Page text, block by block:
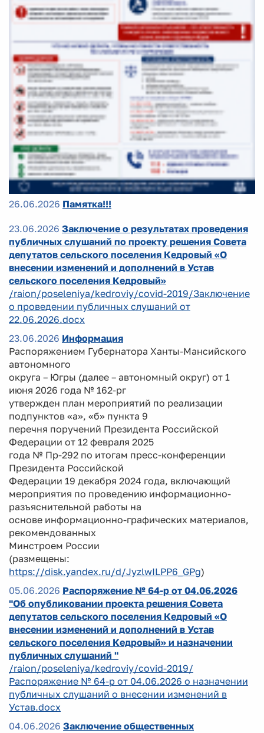
26.06.2026 Памятка!!!
23.06.2026 Заключение о результатах проведения
публичных слушаний по проекту решения Совета
депутатов сельского поселения Кедровый «О
внесении изменений и дополнений в Устав
сельского поселения Кедровый»
/raion/poseleniya/kedroviy/covid-2019/Заключение
о проведении публичных слушаний от
22.06.2026.docx
23.06.2026 Информация
Распоряжением Губернатора Ханты-Мансийского
автономного
округа – Югры (далее – автономный округ) от 1
июня 2026 года № 162-рг
утвержден план мероприятий по реализации
подпунктов «а», «б» пункта 9
перечня поручений Президента Российской
Федерации от 12 февраля 2025
года № Пр-292 по итогам пресс-конференции
Президента Российской
Федерации 19 декабря 2024 года, включающий
мероприятия по проведению информационно-
разъяснительной работы на
основе информационно-графических материалов,
рекомендованных
Минстроем России
(размещены:
https://disk.yandex.ru/d/JyzlwILPP6_GPg)
05.06.2026 Распоряжение № 64-р от 04.06.2026
"Об опубликовании проекта решения Совета
депутатов сельского поселения Кедровый «О
внесении изменений и дополнений в Устав
сельского поселения Кедровый» и назначении
публичных слушаний "
/raion/poseleniya/kedroviy/covid-2019/
Распоряжение № 64-р от 04.06.2026 о назначении
публичных слушаний о внесении изменений в
Устав.docx
04.06.2026 Заключение общественных